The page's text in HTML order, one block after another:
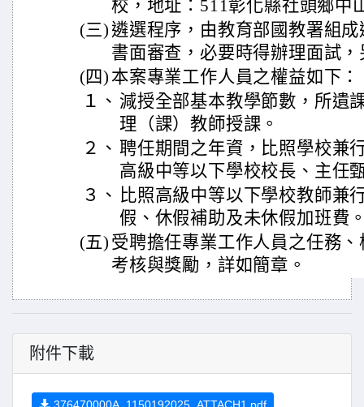
校，地址：511彰化縣社頭鄉中
(三) 遴選程序，由教育部國教署組
書面審查，必要時得辦理面試
(四) 本案專業工作人員之權益如下：
１、 減授全部基本教學節數，所遺
理（課）教師授課。
２、 聘任期間之年資，比照學校兼
高級中等以下學校校長、主任
３、 比照高級中等以下學校教師兼
假、休假補助及未休假加班費
(五) 受聘擔任專業工作人員之任務
考核與獎勵，詳如簡章。
附件下載